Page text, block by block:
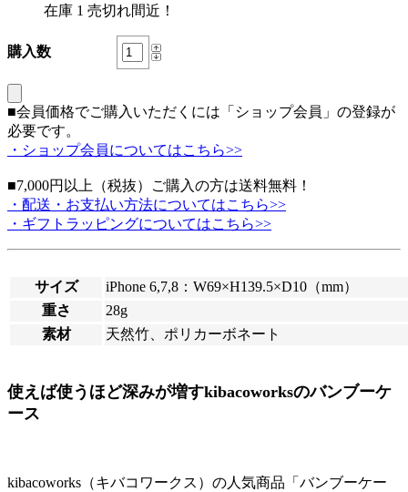
在庫 1 売切れ間近！
購入数
■会員価格でご購入いただくには「ショップ会員」の登録が
必要です。
・ショップ会員についてはこちら>>
■7,000円以上（税抜）ご購入の方は送料無料！
・配送・お支払い方法についてはこちら>>
・ギフトラッピングについてはこちら>>
サイズ
iPhone 6,7,8：W69×H139.5×D10（mm）
重さ
28g
素材
天然竹、ポリカーボネート
使えば使うほど深みが増すkibacoworksのバンブーケ
ース
kibacoworks（キバコワークス）の人気商品「バンブーケー